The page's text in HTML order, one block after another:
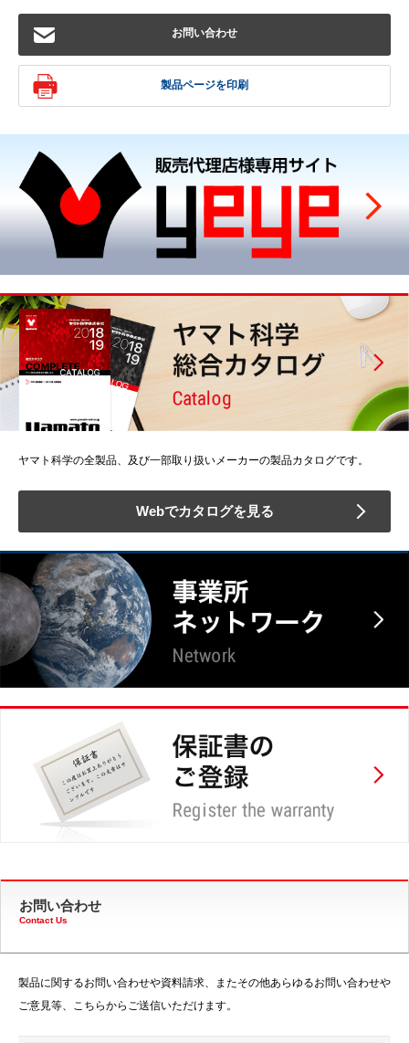
お問い合わせ
製品ページを印刷
ヤマト科学の全製品、及び一部取り扱いメーカーの製品カタログです。
Webでカタログを見る
お問い合わせ
Contact Us
製品に関するお問い合わせや資料請求、またその他あらゆるお問い合わせや
ご意見等、こちらからご送信いただけます。